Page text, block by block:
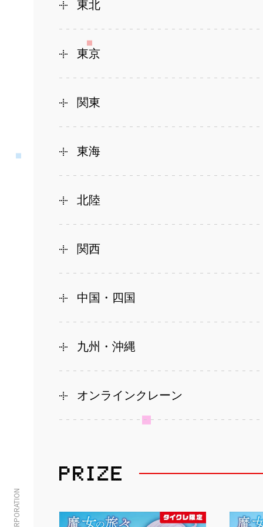
東北
東京
関東
東海
北陸
関西
中国・四国
九州・沖縄
オンラインクレーン